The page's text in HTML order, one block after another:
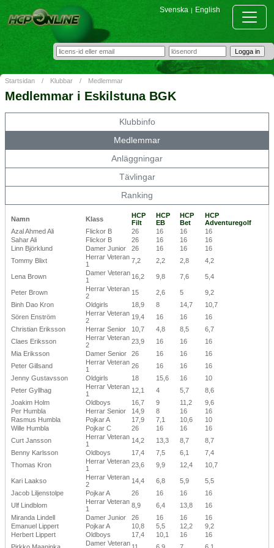
Svenska | English
Startsidan / Klubbar / Medlemmar
Medlemmar i Eskilstuna BGK
Klubbinfo
Medlemmar
Anläggningar
Tävlingar
Ranking
Namn Klass
HCP
Filt
HCP
EB
HCP
Bet
HCP
Adventuregolf
Azal Ahmed Ali
Flickor B 26 16 16
16
Sahar Ali
Flickor B 26 16 16
16
Linn Björklund
Damer Junior 26 16 16
16
Tommy Blixt
Herrar Veteran
1
7,2 2,2 2,8 4,2
Lena Brown
Damer Veteran
1
16,2 9,8 7,6 5,4
Peter Brown
Herrar Veteran
2
15 2,6 5
9,2
Binh Dao Kron
Oldgirls 18,9 8 14,7
10,7
Sören Enström
Herrar Veteran
2
19,4 16 16
16
Christian Eriksson
Herrar Senior 10,7 4,8 8,5
6,7
Claes Eriksson
Herrar Veteran
2
23,9 16 16
16
Mia Eriksson
Damer Senior 26 16 16
16
Peter Gillsand
Herrar Veteran
1
26 16 16
16
Jenny Gustavsson
Oldgirls 18 15,6 16
10
Peter Gyllhag
Herrar Veteran
1
12,1 4 5,7
8,6
Joakim Holm
Oldboys 16,7 9 11,2
9,6
Per Humbla
Herrar Senior 14,9 8 16
16
Rasmus Humbla
Pojkar A 17,9 7,1 10,6
10
Wille Humbla
Pojkar C 26 16 16
16
Curt Jansson
Herrar Veteran
1
14,2 13,3 8,7
8,7
Benny Karlsson
Oldboys 17,4 7,5 6,1
7,4
Thomas Kron
Herrar Veteran
1
23,6 9,9 12,4 10,7
Kari Laakso
Herrar Veteran
2
14,4 6,8 5,9
5,5
Jacob Liljenstolpe
Pojkar A 26 16 16
16
Ulf Lindblom
Herrar Veteran
1
8,9 6,4 13,8
16
Miranda Lindell
Damer Junior 26 16 16
16
Emanuel Lippert
Pojkar A 10,8 5,5 12,2
9,2
Herbert Lippert
Oldboys 17,4 10,1 16
16
Damer Veteran